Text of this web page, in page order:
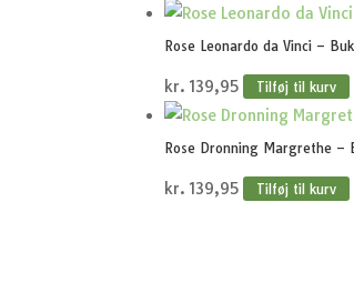
Rose Leonardo da Vinci –
kr. 139,95 Tilføj til kurv
Rose Dronning Margrethe –
kr. 139,95 Tilføj til kurv